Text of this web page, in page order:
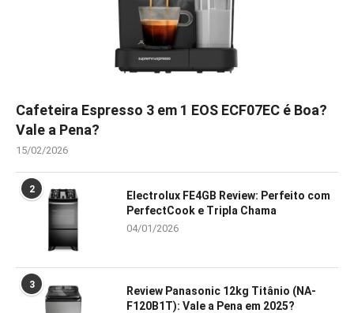
Cafeteira Espresso 3 em 1 EOS ECF07EC é Boa?
Vale a Pena?
15/02/2026
2
Electrolux FE4GB Review: Perfeito com
PerfectCook e Tripla Chama
04/01/2026
3
Review Panasonic 12kg Titânio (NA-
F120B1T): Vale a Pena em 2025?